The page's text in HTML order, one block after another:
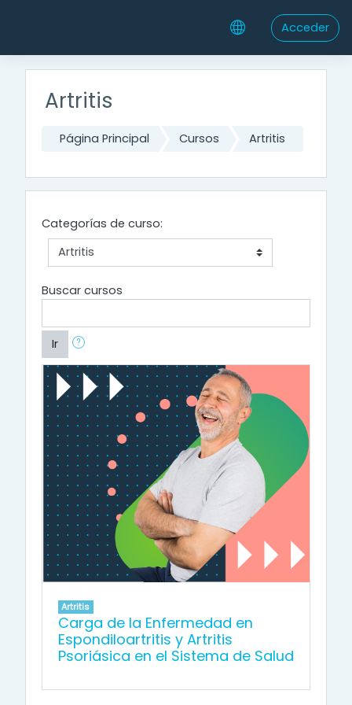
Acceder
Artritis
Página Principal Cursos Artritis
Categorías de curso:
Buscar cursos
Ir
Artritis
Carga de la Enfermedad en
Espondiloartritis y Artritis
Psoriásica en el Sistema de Salud